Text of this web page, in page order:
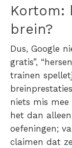
Kortom:
brein?
Dus, Google
gratis”,
trainen
niets mis
het dan
oefeningen;
claimen dat